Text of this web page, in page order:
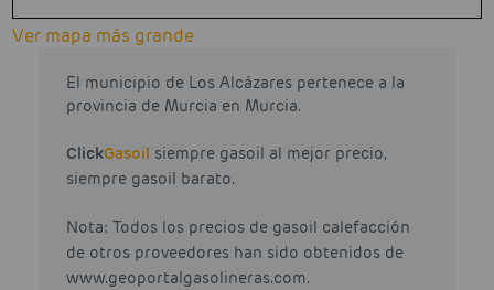
Ver mapa más grande
El municipio de Los Alcázares pertenece a la
provincia de Murcia en Murcia.
ClickGasoil siempre gasoil al mejor precio,
siempre gasoil barato.
Nota: Todos los precios de gasoil calefacción
de otros proveedores han sido obtenidos de
www.geoportalgasolineras.com.